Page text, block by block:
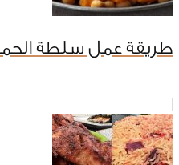
طريقة عمل سلطة